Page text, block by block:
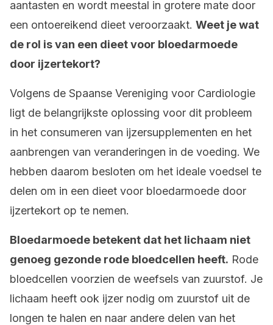
aantasten en wordt meestal in grotere mate door
een ontoereikend dieet veroorzaakt. Weet je wat
de rol is van een dieet voor bloedarmoede
door ijzertekort?
Volgens de Spaanse Vereniging voor Cardiologie
ligt de belangrijkste oplossing voor dit probleem
in het consumeren van ijzersupplementen en het
aanbrengen van veranderingen in de voeding. We
hebben daarom besloten om het ideale voedsel te
delen om in een dieet voor bloedarmoede door
ijzertekort op te nemen.
Bloedarmoede betekent dat het lichaam niet
genoeg gezonde rode bloedcellen heeft. Rode
bloedcellen voorzien de weefsels van zuurstof. Je
lichaam heeft ook ijzer nodig om zuurstof uit de
longen te halen en naar andere delen van het